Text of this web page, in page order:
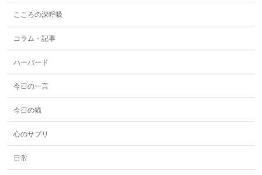
こころの深呼吸
コラム・記事
ハーバード
今日の一言
今日の猫
心のサプリ
日常